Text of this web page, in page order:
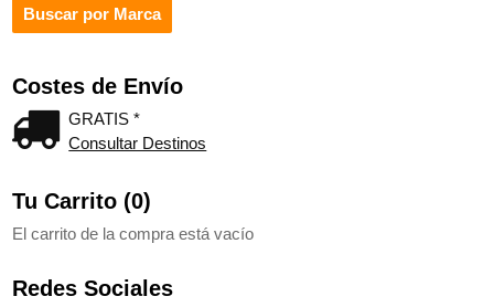
Costes de Envío
GRATIS *
Consultar Destinos
Tu Carrito (0)
El carrito de la compra está vacío
Redes Sociales